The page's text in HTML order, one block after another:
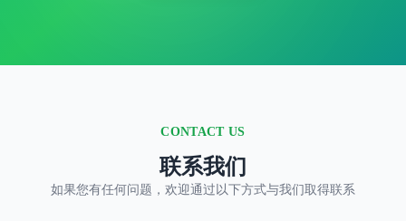
CONTACT US
联系我们
如果您有任何问题，欢迎通过以下方式与我们取得联系